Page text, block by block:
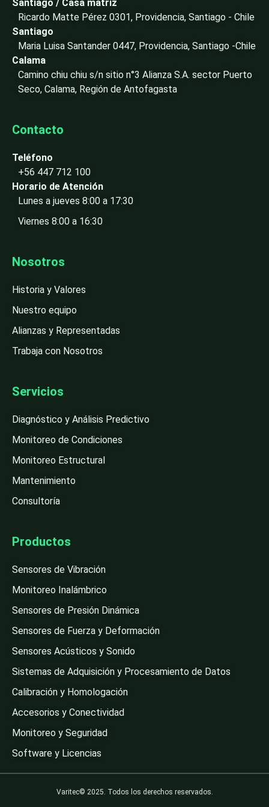
n
i
Santiago / Casa matriz
Ricardo Matte Pérez 0301, Providencia, Santiago - Chile
Santiago
Maria Luisa Santander 0447, Providencia, Santiago -Chile
Calama
Camino chiu chiu s/n sitio n°3 Alianza S.A. sector Puerto
Seco, Calama, Región de Antofagasta
Contacto
Teléfono
+56 447 712 100
Horario de Atención
Lunes a jueves 8:00 a 17:30
Viernes 8:00 a 16:30
Nosotros
Historia y Valores
Nuestro equipo
Alianzas y Representadas
Trabaja con Nosotros
Servicios
Diagnóstico y Análisis Predictivo
Monitoreo de Condiciones
Monitoreo Estructural
Mantenimiento
Consultoría
Productos
Sensores de Vibración
Monitoreo Inalámbrico
Sensores de Presión Dinámica
Sensores de Fuerza y Deformación
Sensores Acústicos y Sonido
Sistemas de Adquisición y Procesamiento de Datos
Calibración y Homologación
Accesorios y Conectividad
Monitoreo y Seguridad
Software y Licencias
Varitec© 2025. Todos los derechos reservados.